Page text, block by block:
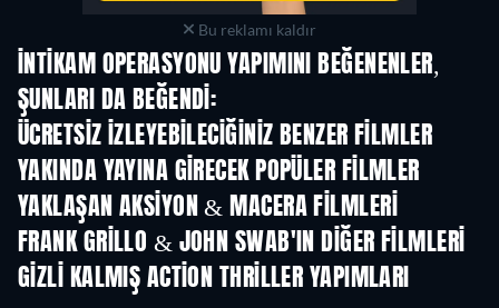
Bu reklamı kaldır
İNTIKAM OPERASYONU YAPIMINI BEĞENENLER,
ŞUNLARI DA BEĞENDI:
ÜCRETSIZ IZLEYEBILECIĞINIZ BENZER FILMLER
YAKINDA YAYINA GIRECEK POPÜLER FILMLER
YAKLAŞAN AKSIYON & MACERA FILMLERI
FRANK GRILLO & JOHN SWAB'IN DIĞER FILMLERI
GIZLI KALMIŞ ACTION THRILLER YAPIMLARI